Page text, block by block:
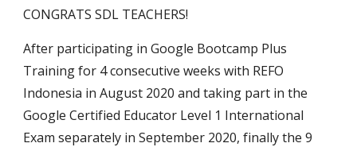
CONGRATS SDL TEACHERS!
After participating in Google Bootcamp Plus
Training for 4 consecutive weeks with REFO
Indonesia in August 2020 and taking part in the
Google Certified Educator Level 1 International
Exam separately in September 2020, finally the 9